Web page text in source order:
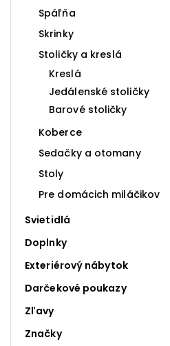
Spáľňa
Skrinky
Stoličky a kreslá
Kreslá
Jedálenské stoličky
Barové stoličky
Koberce
Sedačky a otomany
Stoly
Pre domácich miláčikov
Svietidlá
Doplnky
Exteriérový nábytok
Darčekové poukazy
Zľavy
Značky